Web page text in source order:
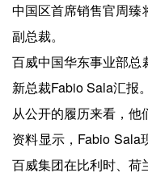
中国区首席销售官周臻
副总裁。
百威中国华东事业部总
新总裁Fabio Sala汇报。
从公开的履历来看，他
资料显示，Fabio Sala
百威集团在比利时、荷